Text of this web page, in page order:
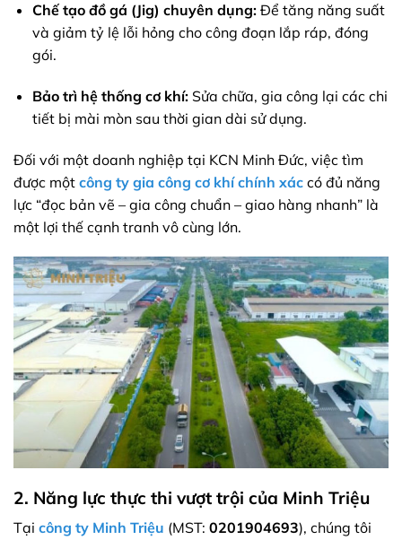
Chế tạo đồ gá (Jig) chuyên dụng:Để tăng năng suất
và giảm tỷ lệ lỗi hỏng cho công đoạn lắp ráp, đóng
gói.
Bảo trì hệ thống cơ khí:Sửa chữa, gia công lại các chi
tiết bị mài mòn sau thời gian dài sử dụng.
Đối với một doanh nghiệp tại KCN Minh Đức, việc tìm
được một công ty gia công cơ khí chính xác có đủ năng
lực “đọc bản vẽ – gia công chuẩn – giao hàng nhanh” là
một lợi thế cạnh tranh vô cùng lớn.
2. Năng lực thực thi vượt trội của Minh Triệu
Tại công ty Minh Triệu (MST: 0201904693), chúng tôi